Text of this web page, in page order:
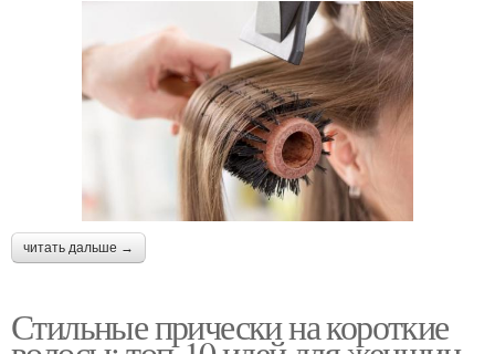
Стрижка для кудрявых
волос
Стрижки для кудрявых
волос
Стрижки для вьющихся
Волос без укладки
волос
читать дальше →
Стильные прически на короткие